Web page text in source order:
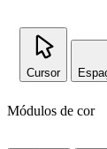
Cursor
Módulos de cor